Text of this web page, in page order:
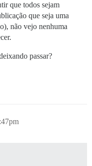
que todos sejam
que seja uma
não vejo nenhuma
passar?